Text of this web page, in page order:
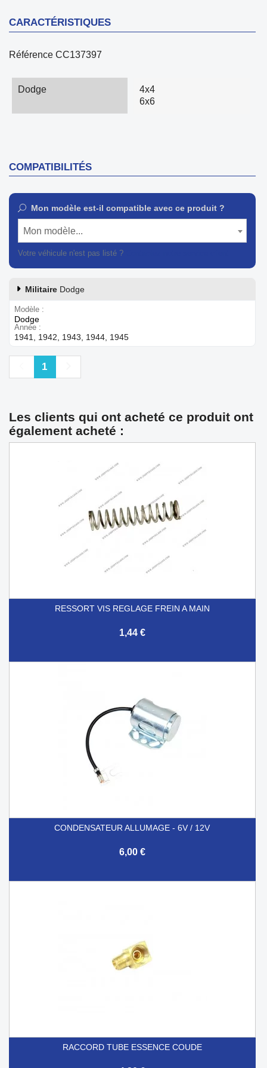
CARACTÉRISTIQUES
Référence CC137397
Dodge
4x4
6x6
COMPATIBILITÉS
Mon modèle est-il compatible avec ce produit ?
Mon modèle...
Votre véhicule n'est pas listé ?
Militaire Dodge
Modèle
Dodge
Année
1941, 1942, 1943, 1944, 1945
Précédent
1
Les clients qui ont acheté ce produit ont
également acheté :
RESSORT VIS REGLAGE FREIN A MAIN
1,44 €
CONDENSATEUR ALLUMAGE - 6V / 12V
6,00 €
RACCORD TUBE ESSENCE COUDE